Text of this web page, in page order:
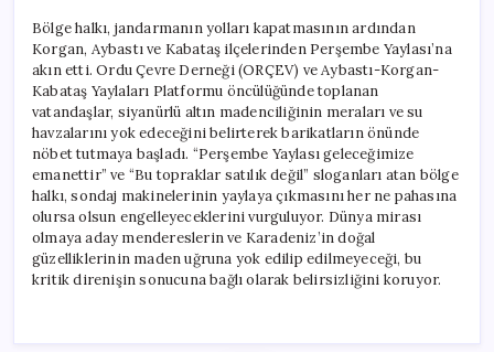
Bölge halkı, jandarmanın yolları kapatmasının ardından
Korgan, Aybastı ve Kabataş ilçelerinden Perşembe Yaylası’na
akın etti. Ordu Çevre Derneği (ORÇEV) ve Aybastı-Korgan-
Kabataş Yaylaları Platformu öncülüğünde toplanan
vatandaşlar, siyanürlü altın madenciliğinin meraları ve su
havzalarını yok edeceğini belirterek barikatların önünde
nöbet tutmaya başladı. “Perşembe Yaylası geleceğimize
emanettir” ve “Bu topraklar satılık değil” sloganları atan bölge
halkı, sondaj makinelerinin yaylaya çıkmasını her ne pahasına
olursa olsun engelleyeceklerini vurguluyor. Dünya mirası
olmaya aday mendereslerin ve Karadeniz’in doğal
güzelliklerinin maden uğruna yok edilip edilmeyeceği, bu
kritik direnişin sonucuna bağlı olarak belirsizliğini koruyor.